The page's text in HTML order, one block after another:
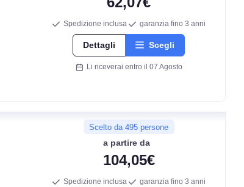
Spedizione inclusa garanzia fino 3 anni
Dettagli Scegli
Li riceverai entro il 07 Agosto
Scelto da 495 persone
a partire da
104,05€
Spedizione inclusa garanzia fino 3 anni